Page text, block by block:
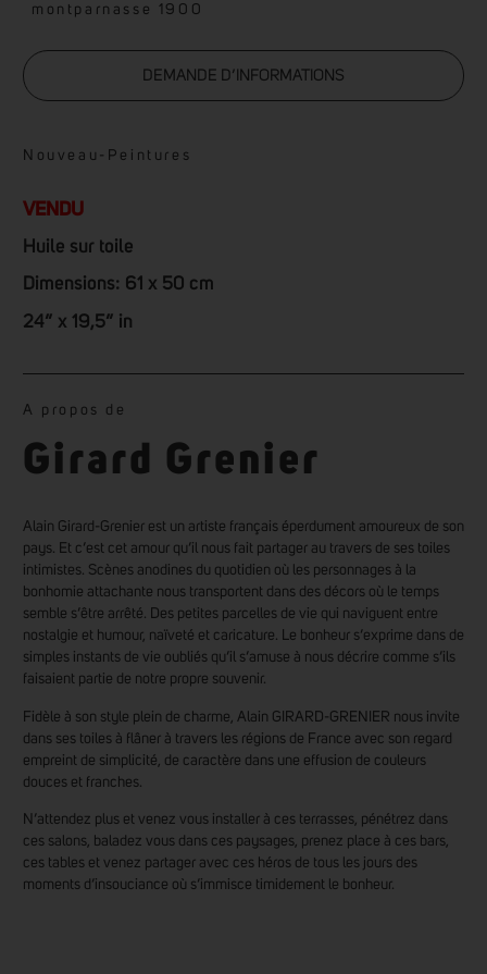
montparnasse 1900
DEMANDE D’INFORMATIONS
Nouveau - Peintures
VENDU
Huile sur toile
Dimensions: 61 x 50 cm
24” x 19,5” in
A propos de
Girard Grenier
Alain Girard-Grenier est un artiste français éperdument amoureux de son
pays. Et c’est cet amour qu’il nous fait partager au travers de ses toiles
intimistes. Scènes anodines du quotidien où les personnages à la
bonhomie attachante nous transportent dans des décors où le temps
semble s’être arrêté. Des petites parcelles de vie qui naviguent entre
nostalgie et humour, naïveté et caricature. Le bonheur s’exprime dans de
simples instants de vie oubliés qu’il s’amuse à nous décrire comme s’ils
faisaient partie de notre propre souvenir.
Fidèle à son style plein de charme, Alain GIRARD-GRENIER nous invite
dans ses toiles à flâner à travers les régions de France avec son regard
empreint de simplicité, de caractère dans une effusion de couleurs
douces et franches.
N’attendez plus et venez vous installer à ces terrasses, pénétrez dans
ces salons, baladez vous dans ces paysages, prenez place à ces bars,
ces tables et venez partager avec ces héros de tous les jours des
moments d’insouciance où s’immisce timidement le bonheur.